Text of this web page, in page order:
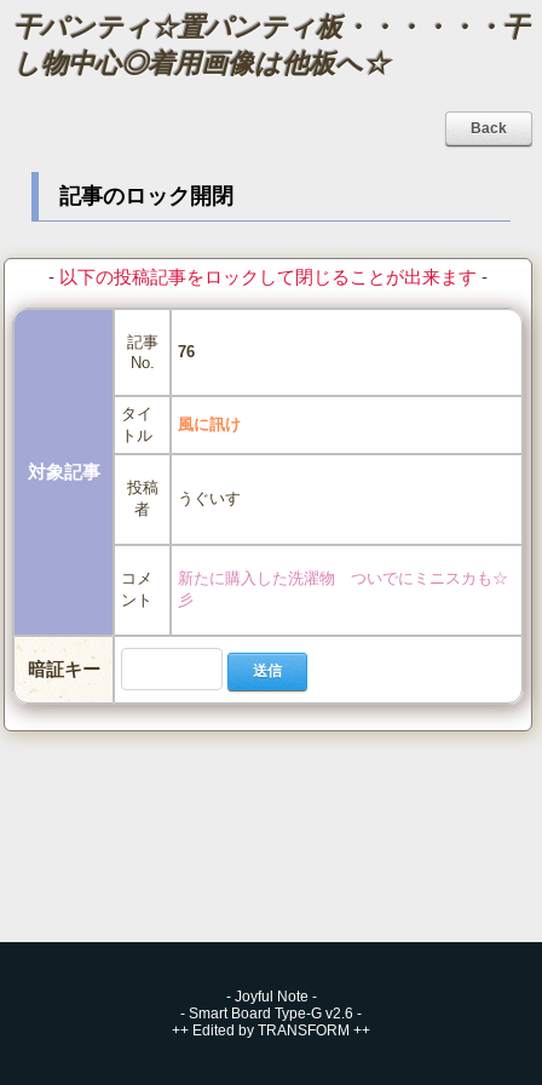
干パンティ☆置パンティ板・・・・・・干
し物中心◎着用画像は他板へ☆
Back
記事のロック開閉
- 以下の投稿記事をロックして閉じることが出来ます -
対象記事
記事
No.
76
タイ
トル
風に訊け
投稿
者
うぐいす
コメ
ント
新たに購入した洗濯物 ついでにミニスカも☆
彡
暗証キー
- Joyful Note -
- Smart Board Type-G v2.6 -
++ Edited by TRANSFORM ++